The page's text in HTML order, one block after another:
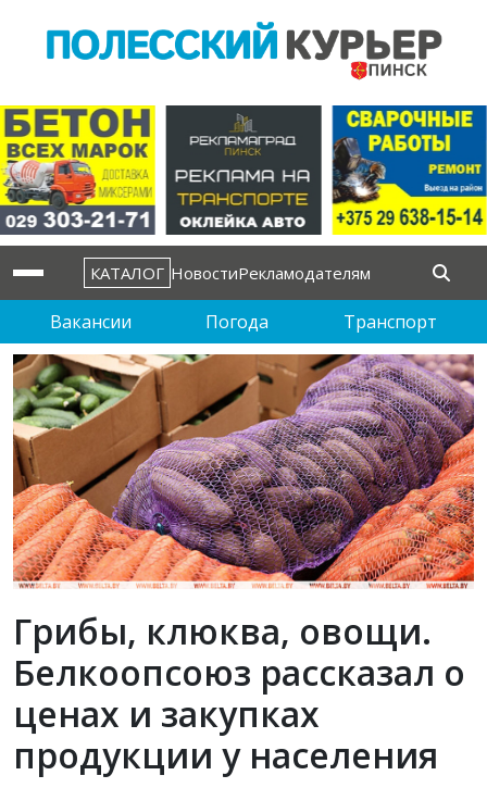
КАТАЛОГ НовостиРекламодателям
Вакансии Погода Транспорт
Грибы, клюква, овощи.
Белкоопсоюз рассказал о
ценах и закупках
продукции у населения